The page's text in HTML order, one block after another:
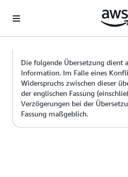
Überspringen zum Hauptinhalt
Die folgende Übersetzung dient
Information. Im Falle eines
Widerspruchs zwischen dieser
der englischen Fassung
Verzögerungen bei der
Fassung maßgeblich.